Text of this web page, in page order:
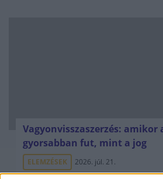
Vagyonvisszaszerzés: amikor
gyorsabban fut, mint a jog
ELEMZÉSEK 2026. júl. 21.